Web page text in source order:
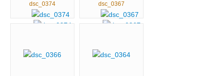
dsc_0374 dsc_0367